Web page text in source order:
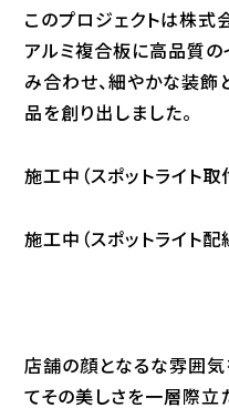
このプロジェクトは株式
アルミ複合板に高品質の
み合わせ、細やかな装飾
品を創り出しました。
施工中（スポットライト
施工中（スポットライト配
店舗の顔となるな雰囲気
てその美しさを一層際立